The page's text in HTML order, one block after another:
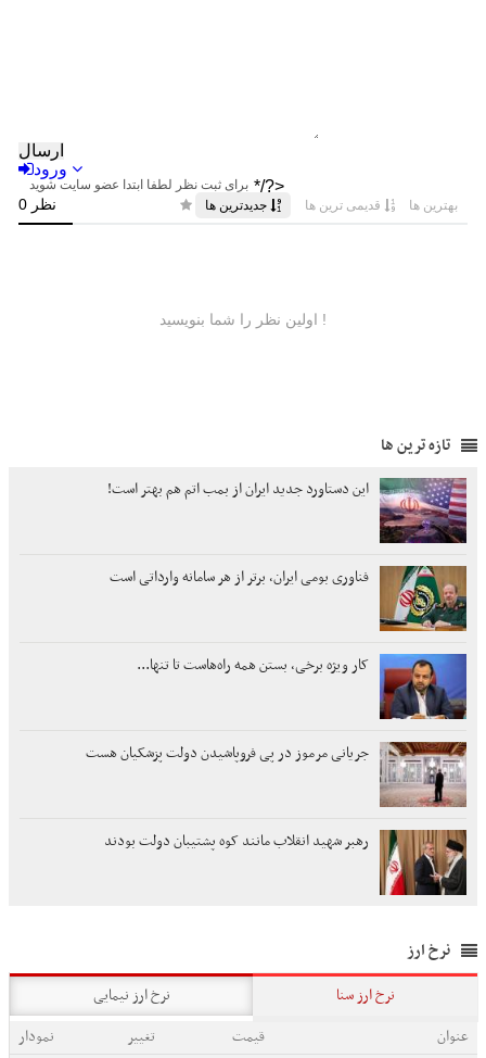
تازه ترین ها
این دستاورد جدید ایران از بمب اتم هم بهتر است!
فناوری بومی ایران، برتر از هر سامانه وارداتی است
کار ویژه برخی، بستن همه راه‌هاست تا تنها...
جریانی مرموز در پی فروپاشیدن دولت پزشکیان هست
رهبر شهید انقلاب مانند کوه پشتیبان دولت بودند
نرخ ارز
نرخ ارز سنا
نرخ ارز نیمایی
عنوان
قیمت تغییر
نمودار